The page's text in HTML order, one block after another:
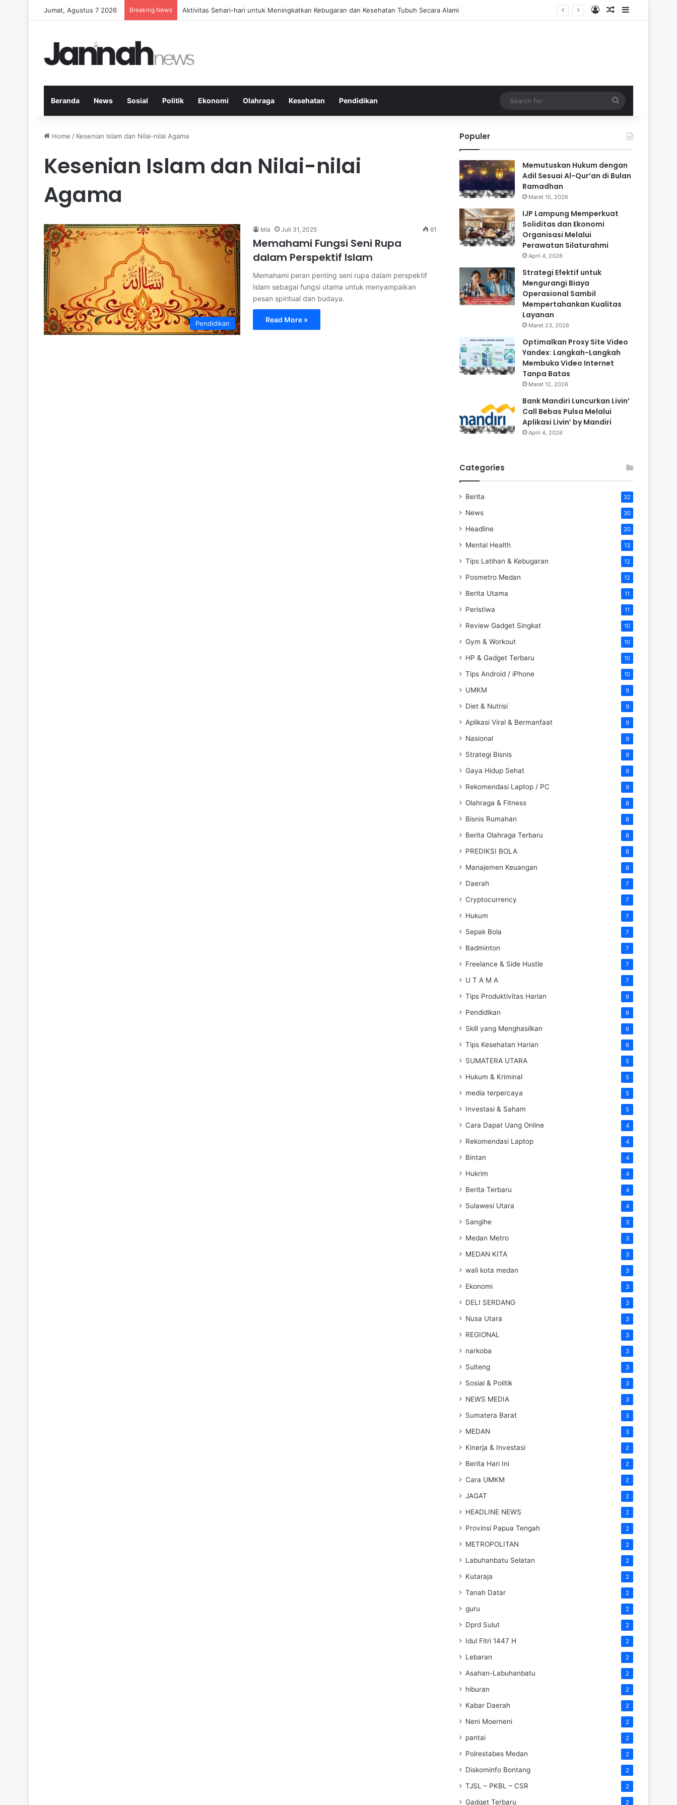
Jumat, Agustus 7 2026 Breaking News Manfaat Buah Kurma Sebagai Sumber Energi Instan yang Sehat dan Bergizi untuk Kesehatan Log InRandom Article
Sidebar
Beranda News Sosial Politik Ekonomi Olahraga Kesehatan Pendidikan
for
Home / Kesenian Islam dan Nilai-nilai Agama
Kesenian Islam dan Nilai-nilai
Agama
Pendidikan
bila Juli 31, 2025 61
Memahami Fungsi Seni Rupa
dalam Perspektif Islam
Memahami peran penting seni rupa dalam perspektif
Islam sebagai fungsi utama untuk menyampaikan
pesan spiritual dan budaya.
Read More »
Populer
Memutuskan Hukum dengan
Adil Sesuai Al-Qur’an di Bulan
Ramadhan
Maret 15, 2026
IJP Lampung Memperkuat
Soliditas dan Ekonomi
Organisasi Melalui
Perawatan Silaturahmi
April 4, 2026
Strategi Efektif untuk
Mengurangi Biaya
Operasional Sambil
Mempertahankan Kualitas
Layanan
Maret 23, 2026
Optimalkan Proxy Site Video
Yandex: Langkah-Langkah
Membuka Video Internet
Tanpa Batas
Maret 12, 2026
Bank Mandiri Luncurkan Livin’
Call Bebas Pulsa Melalui
Aplikasi Livin’ by Mandiri
April 4, 2026
Categories
Berita 32
News 30
Headline 20
Mental Health 13
Tips Latihan & Kebugaran 12
Posmetro Medan 12
Berita Utama 11
Peristiwa 11
Review Gadget Singkat 10
Gym & Workout 10
HP & Gadget Terbaru 10
Tips Android / iPhone 10
UMKM 9
Diet & Nutrisi 9
Aplikasi Viral & Bermanfaat 9
Nasional 9
Strategi Bisnis 9
Gaya Hidup Sehat 9
Rekomendasi Laptop / PC 9
Olahraga & Fitness 8
Bisnis Rumahan 8
Berita Olahraga Terbaru 8
PREDIKSI BOLA 8
Manajemen Keuangan 8
Daerah 7
Cryptocurrency 7
Hukum 7
Sepak Bola 7
Badminton 7
Freelance & Side Hustle 7
U T A M A 7
Tips Produktivitas Harian 6
Pendidikan 6
Skill yang Menghasilkan 6
Tips Kesehatan Harian 6
SUMATERA UTARA 5
Hukum & Kriminal 5
media terpercaya 5
Investasi & Saham 5
Cara Dapat Uang Online 4
Rekomendasi Laptop 4
Bintan 4
Hukrim 4
Berita Terbaru 4
Sulawesi Utara 4
Sangihe 3
Medan Metro 3
MEDAN KITA 3
wali kota medan 3
Ekonomi 3
DELI SERDANG 3
Nusa Utara 3
REGIONAL 3
narkoba 3
Sulteng 3
Sosial & Politik 3
NEWS MEDIA 3
Sumatera Barat 3
MEDAN 3
Kinerja & Investasi 2
Berita Hari Ini 2
Cara UMKM 2
JAGAT 2
HEADLINE NEWS 2
Provinsi Papua Tengah 2
METROPOLITAN 2
Labuhanbatu Selatan 2
Kutaraja 2
Tanah Datar 2
guru 2
Dprd Sulut 2
Idul Fitri 1447 H 2
Lebaran 2
Asahan-Labuhanbatu 2
hiburan 2
Kabar Daerah 2
Neni Moerneni 2
pantai 2
Polrestabes Medan 2
Diskominfo Bontang 2
TJSL – PKBL – CSR 2
Gadget Terbaru 2